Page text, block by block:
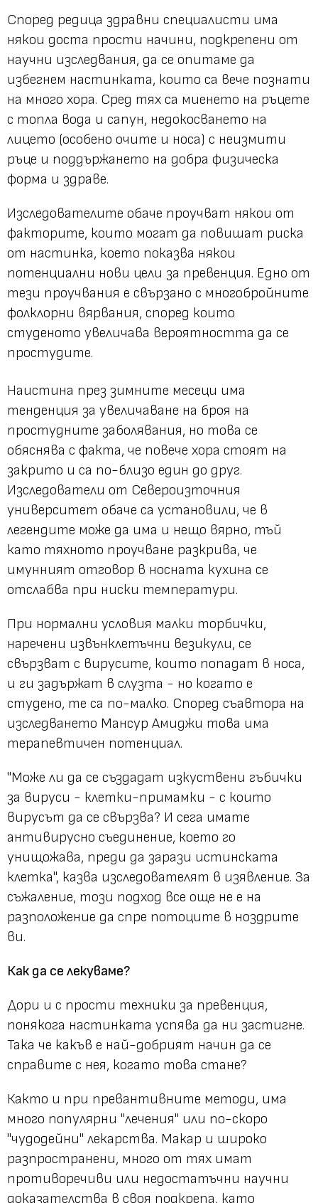
Според редица здравни специалисти има
някои доста прости начини, подкрепени от
научни изследвания, да се опитаме да
избегнем настинката, които са вече познати
на много хора. Сред тях са миенето на ръцете
с топла вода и сапун, недокосването на
лицето (особено очите и носа) с неизмити
ръце и поддържането на добра физическа
форма и здраве.
Изследователите обаче проучват някои от
факторите, които могат да повишат риска
от настинка, което показва някои
потенциални нови цели за превенция. Едно от
тези проучвания е свързано с многобройните
фолклорни вярвания, според които
студеното увеличава вероятността да се
простудите.
Наистина през зимните месеци има
тенденция за увеличаване на броя на
простудните заболявания, но това се
обяснява с факта, че повече хора стоят на
закрито и са по-близо един до друг.
Изследователи от Североизточния
университет обаче са установили, че в
легендите може да има и нещо вярно, тъй
като тяхното проучване разкрива, че
имунният отговор в носната кухина се
отслабва при ниски температури.
При нормални условия малки торбички,
наречени извънклетъчни везикули, се
свързват с вирусите, които попадат в носа,
и ги задържат в слузта - но когато е
студено, те са по-малко. Според съавтора на
изследването Мансур Амиджи това има
терапевтичен потенциал.
"Може ли да се създадат изкуствени гъбички
за вируси - клетки-примамки - с които
вирусът да се свързва? И сега имате
антивирусно съединение, което го
унищожава, преди да зарази истинската
клетка", казва изследователят в изявление. За
съжаление, този подход все още не е на
разположение да спре потоците в ноздрите
ви.
Как да се лекуваме?
Дори и с прости техники за превенция,
понякога настинката успява да ни застигне.
Така че какъв е най-добрият начин да се
справите с нея, когато това стане?
Както и при превантивните методи, има
много популярни "лечения" или по-скоро
"чудодейни" лекарства. Макар и широко
разпространени, много от тях имат
противоречиви или недостатъчни научни
доказателства в своя подкрепа, като